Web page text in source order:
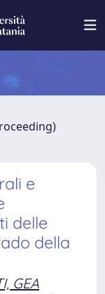
e
delle
della
GEA